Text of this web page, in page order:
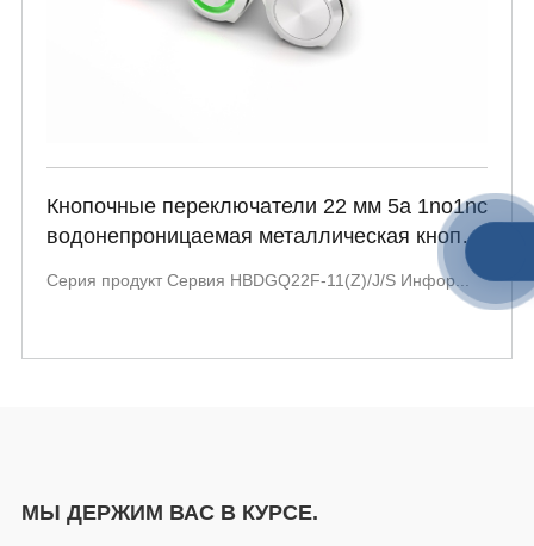
Кнопочные переключатели 22 мм 5a 1no1nc
водонепроницаемая металлическая кнопка
HBDGQ22F – 11(Z)/J/S.
Серия продукт Сервия HBDGQ22F-11(Z)/J/S Инфор...
МЫ ДЕРЖИМ ВАС В КУРСЕ.